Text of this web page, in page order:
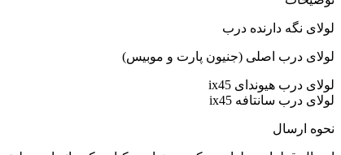
لولای نگه دارنده درب
لولای درب اصلی (جنیون پارت و موبیس)
لولای درب هیوندای ix45
لولای درب سانتافه ix45
نحوه ارسال